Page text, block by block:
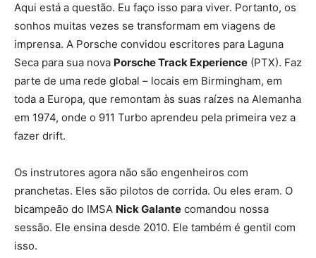
Aqui está a questão. Eu faço isso para viver. Portanto, os
sonhos muitas vezes se transformam em viagens de
imprensa. A Porsche convidou escritores para Laguna
Seca para sua nova Porsche Track Experience (PTX). Faz
parte de uma rede global – locais em Birmingham, em
toda a Europa, que remontam às suas raízes na Alemanha
em 1974, onde o 911 Turbo aprendeu pela primeira vez a
fazer drift.
Os instrutores agora não são engenheiros com
pranchetas. Eles são pilotos de corrida. Ou eles eram. O
bicampeão do IMSA Nick Galante comandou nossa
sessão. Ele ensina desde 2010. Ele também é gentil com
isso.